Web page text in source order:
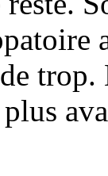
trop.